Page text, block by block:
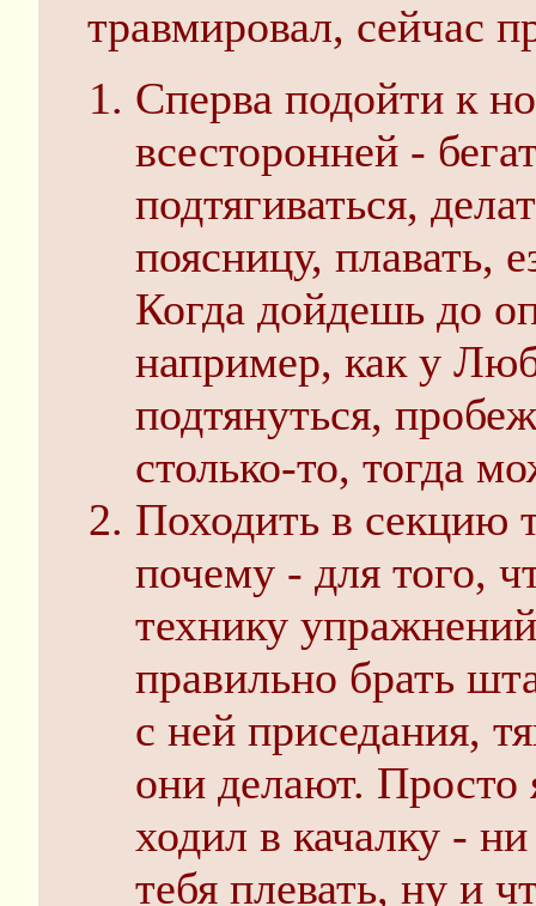
травмировал, сейчас
Сперва подойти к
всесторонней -
подтягиваться,
поясницу, плавать,
Когда дойдешь до
например, как у
подтянуться,
столько-то, тогда
Походить в секцию
почему - для того,
технику
правильно брать
с ней приседания,
они делают.
ходил в качалку -
тебя плевать, ну и